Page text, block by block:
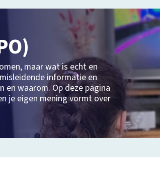
maar wat is echt en
informatie en
en waarom. Op deze pagina
je eigen mening vormt over